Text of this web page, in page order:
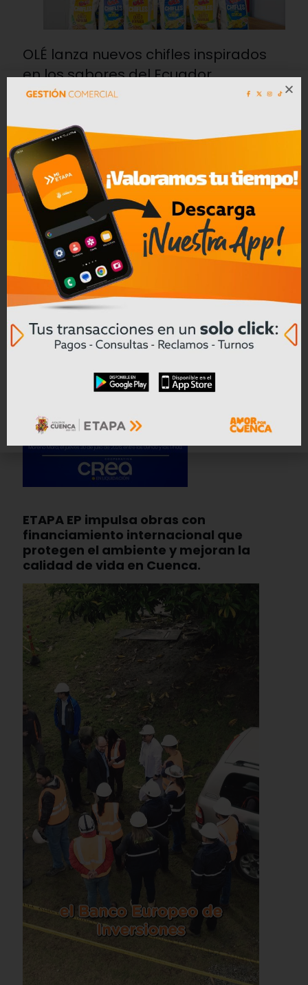
OLÉ lanza nuevos chifles inspirados
en los sabores del Ecuador
Leer mas
Convocatoria a Oferta Pública de
Bienes Muebles e Inmuebles – COAC
CREA en Liquidación
ETAPA EP impulsa obras con
financiamiento internacional que
protegen el ambiente y mejoran la
calidad de vida en Cuenca.